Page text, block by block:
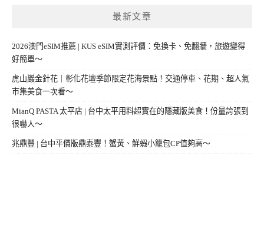
最新文章
2026澳門eSIM推薦 | KUS eSIM實測評價：免換卡、免翻牆，旅遊變得
好簡單～
虎山巖金針花｜彰化花壇季節限定花海景點！交通停車、花期、超人氣
市集美食一次看～
MianQ PASTA 太平店 | 台中太平用料超實在的隱藏版美食！份量誇張到
很嚇人～
兆鼎豐 | 台中平價版鼎泰豐！蟹黃、鮮蝦小籠包CP值夠高～